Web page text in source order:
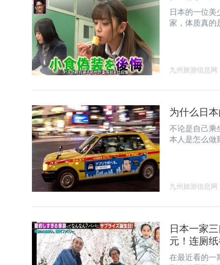
日本的一位
家，体质真的
九州旅游信息网
为什么日
不论是自己乘
本人是怎么做
九州旅游信息网
日本一家
元！连厕
在最近看的一